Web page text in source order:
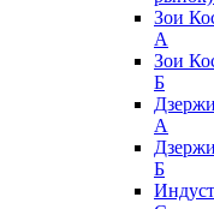
Зои
А
Зои
Б
А
Б